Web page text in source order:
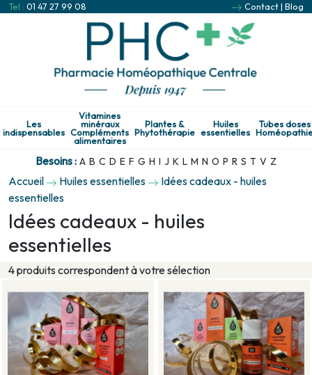
Tel : 01 47 27 99 08 Contact| Blog
Les
indispensables
Vitamines
minéraux
Compléments
alimentaires
Plantes &
Phytothérapie
Huiles
essentielles
Tubes doses
Besoins : A B C D E F G H I J K L M N O P R S T V Z
Accueil Huiles essentielles
Idées cadeaux - huiles
essentielles
Idées cadeaux - huiles
essentielles
4 produits correspondent à votre sélection